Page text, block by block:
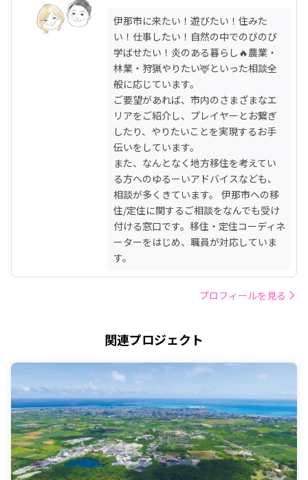
伊那市に来たい！遊びたい！住みた
い！仕事したい！自然の中でのびのび
学ばせたい！炎のある暮らし🔥農業・
林業・狩猟やりたい🦌といった相談全
般に応じています。
ご要望があれば、市内のさまざまなエ
リアをご紹介し、プレイヤーとお繋ぎ
したり、やりたいことを実現するお手
伝いをしています。
また、なんとなく地方移住を考えてい
る方へのゆるーいアドバイスなども、
相談が多くきています。 伊那市への移
住/定住に関するご相談をなんでも受け
付ける窓口です。移住・定住コーディネ
ーターをはじめ、職員が対応していま
す。
プロフィールを見る
関連プロジェクト